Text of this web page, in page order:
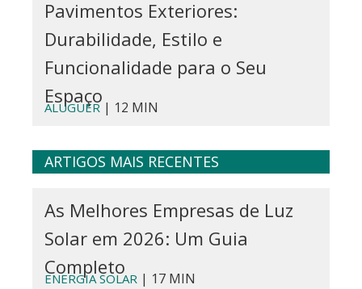
Pavimentos Exteriores:
Durabilidade, Estilo e
Funcionalidade para o Seu
Espaço
ALUGUER| 12 MIN
ARTIGOS MAIS RECENTES
As Melhores Empresas de Luz
Solar em 2026: Um Guia
Completo
ENERGIA SOLAR | 17 MIN